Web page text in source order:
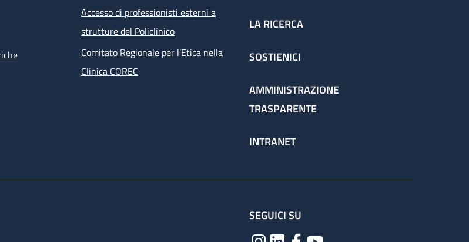
Accesso di professionisti esterni a
strutture del Policlinico
Comitato Regionale per l’Etica nella
Clinica COREC
LA RICERCA
SOSTIENICI
AMMINISTRAZIONE
TRASPARENTE
INTRANET
SEGUICI SU